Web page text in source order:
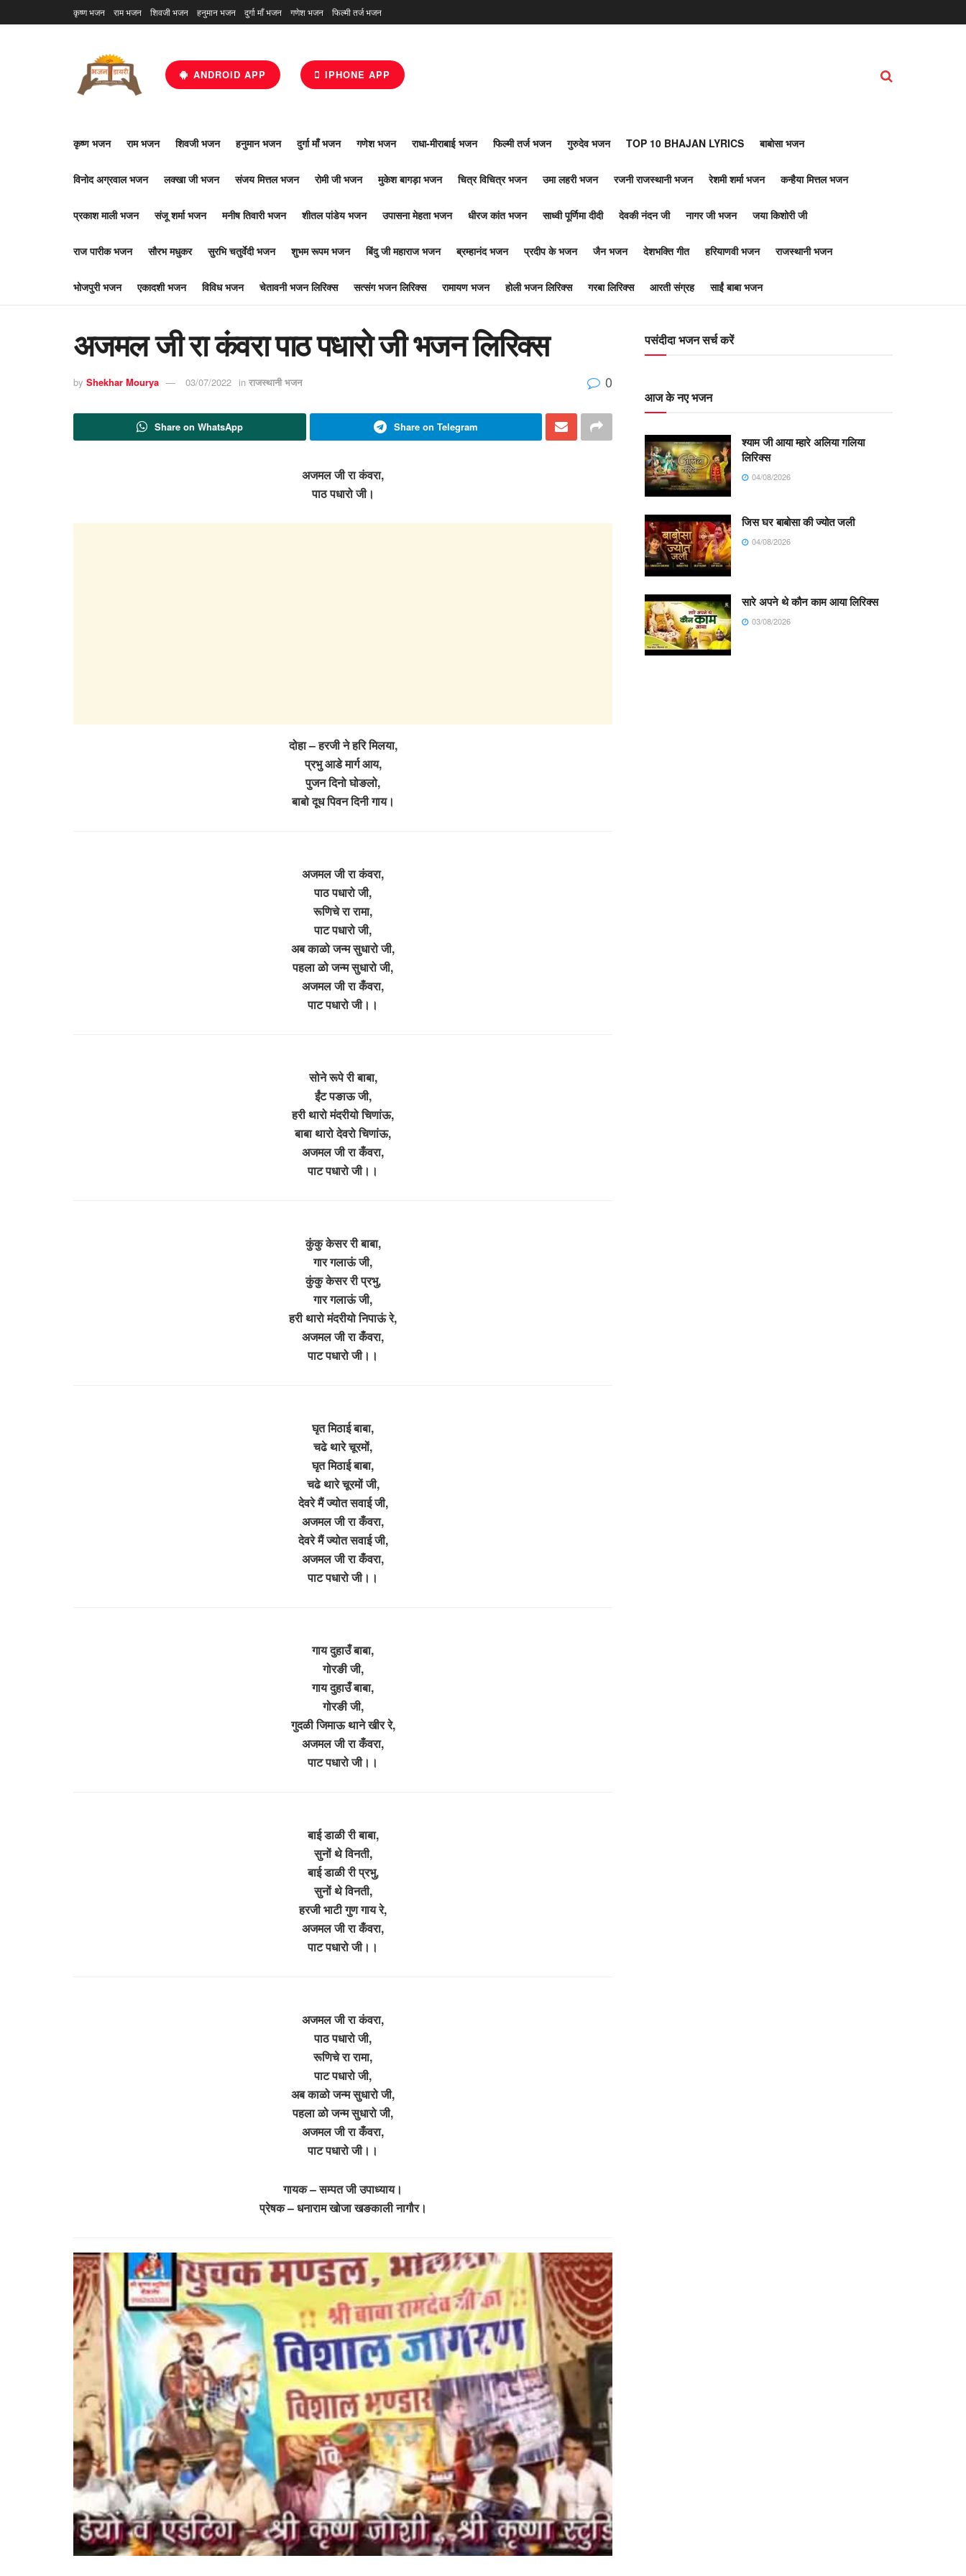
कृष्ण भजन राम भजन शिवजी भजन हनुमान भजन दुर्गा माँ भजन गणेश भजन फिल्मी तर्ज भजन
ANDROID APP IPHONE APP
कृष्ण भजन राम भजन शिवजी भजन हनुमान भजन दुर्गा माँ भजन गणेश भजन राधा-मीराबाई भजन फिल्मी तर्ज भजन गुरुदेव भजन TOP 10 BHAJAN LYRICS बाबोसा भजन
विनोद अग्रवाल भजन लक्खा जी भजन संजय मित्तल भजन रोमी जी भजन मुकेश बागड़ा भजन चित्र विचित्र भजन उमा लहरी भजन रजनी राजस्थानी भजन रेशमी शर्मा भजन कन्हैया मित्तल भजन
प्रकाश माली भजन संजू शर्मा भजन मनीष तिवारी भजन शीतल पांडेय भजन उपासना मेहता भजन धीरज कांत भजन साध्वी पूर्णिमा दीदी देवकी नंदन जी नागर जी भजन जया किशोरी जी
राज पारीक भजन सौरभ मधुकर सुरभि चतुर्वेदी भजन शुभम रूपम भजन बिंदु जी महाराज भजन ब्रम्हानंद भजन प्रदीप के भजन जैन भजन देशभक्ति गीत हरियाणवी भजन राजस्थानी भजन
भोजपुरी भजन एकादशी भजन विविध भजन चेतावनी भजन लिरिक्स सत्संग भजन लिरिक्स रामायण भजन होली भजन लिरिक्स गरबा लिरिक्स आरती संग्रह साईं बाबा भजन
अजमल जी रा कंवरा पाठ पधारो जी भजन लिरिक्स
by Shekhar Mourya 03/07/2022 in राजस्थानी भजन 0
Share on WhatsApp Share on Telegram
अजमल जी रा कंवरा,
पाठ पधारो जी।
दोहा – हरजी ने हरि मिलया,
प्रभु आडे मार्ग आय,
पुजन दिनो घोङलो,
बाबो दूध पिवन दिनी गाय।
अजमल जी रा कंवरा,
पाठ पधारो जी,
रूणिचे रा रामा,
पाट पधारो जी,
अब काळो जन्म सुधारो जी,
पहला ळो जन्म सुधारो जी,
अजमल जी रा कँवरा,
पाट पधारो जी।।
सोने रूपे री बाबा,
ईंट पङाऊ जी,
हरी थारो मंदरीयो चिणांऊ,
बाबा थारो देवरो चिणांऊ,
अजमल जी रा कँवरा,
पाट पधारो जी।।
कुंकु केसर री बाबा,
गार गलाऊं जी,
कुंकु केसर री प्रभु,
गार गलाऊं जी,
हरी थारो मंदरीयो निपाऊं रे,
अजमल जी रा कँवरा,
पाट पधारो जी।।
घृत मिठाई बाबा,
चढे थारे चूरमों,
घृत मिठाई बाबा,
चढे थारे चूरमों जी,
देवरे मैं ज्योत सवाई जी,
अजमल जी रा कँवरा,
देवरे मैं ज्योत सवाई जी,
अजमल जी रा कँवरा,
पाट पधारो जी।।
गाय दुहाउँ बाबा,
गोरङी जी,
गाय दुहाउँ बाबा,
गोरङी जी,
गुदळी जिमाऊ थाने खीर रे,
अजमल जी रा कँवरा,
पाट पधारो जी।।
बाई डाळी री बाबा,
सुनों थे विनती,
बाई डाळी री प्रभु,
सुनों थे विनती,
हरजी भाटी गुण गाय रे,
अजमल जी रा कँवरा,
पाट पधारो जी।।
अजमल जी रा कंवरा,
पाठ पधारो जी,
रूणिचे रा रामा,
पाट पधारो जी,
अब काळो जन्म सुधारो जी,
पहला ळो जन्म सुधारो जी,
अजमल जी रा कँवरा,
पाट पधारो जी।।
गायक – सम्पत जी उपाध्याय।
प्रेषक – धनाराम खोजा खङकाली नागौर।
पसंदीदा भजन सर्च करें
आज के नए भजन
श्याम जी आया म्हारे अलिया गलिया
लिरिक्स
04/08/2026
जिस घर बाबोसा की ज्योत जली
04/08/2026
सारे अपने थे कौन काम आया लिरिक्स
03/08/2026